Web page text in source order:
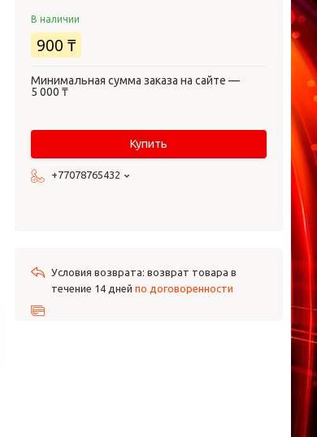
В наличии
900 ₸
Минимальная сумма заказа на сайте —
5 000 ₸
Купить
+77078765432
возврат товара в
течение 14 дней по договоренности